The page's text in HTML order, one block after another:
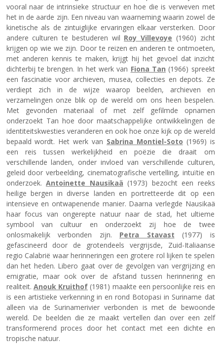
vooral naar de intrinsieke structuur en hoe die is verweven met
het in de aarde zijn. Een niveau van waarneming waarin zowel de
kinetische als de zintuiglijke ervaringen elkaar versterken. Door
andere culturen te bestuderen wil Roy Villevoye (1960) zicht
krijgen op wie we zijn. Door te reizen en anderen te ontmoeten,
met anderen kennis te maken, krijgt hij het gevoel dat inzicht
dichterbij te brengen. In het werk van Fiona Tan (1966) spreekt
een fascinatie voor archieven, musea, collecties en depots. Ze
verdiept zich in de wijze waarop beelden, archieven en
verzamelingen onze blik op de wereld om ons heen bespelen.
Met gevonden materiaal of met zelf gefilmde opnamen
onderzoekt Tan hoe door maatschappelijke ontwikkelingen de
identiteitskwesties veranderen en ook hoe onze kijk op de wereld
bepaald wordt. Het werk van Sabrina Montiel-Soto (1969) is
een reis tussen werkelijkheid en poëzie die draait om
verschillende landen, onder invloed van verschillende culturen,
geleid door verbeelding, cinematografische vertelling, intuïtie en
onderzoek. Antoinette Nausikaä (1973) bezocht een reeks
heilige bergen in diverse landen en portretteerde dit op een
intensieve en ontwapenende manier. Daarna verlegde Nausikaä
haar focus van ongerepte natuur naar de stad, het ultieme
symbool van cultuur en onderzoekt zij hoe de twee
onlosmakelijk verbonden zijn. Petra Stavast (1977) is
gefascineerd door de grotendeels vergrijsde, Zuid-Italiaanse
regio Calabrië waar herinneringen een grotere rol lijken te spelen
dan het heden. Libero gaat over de gevolgen van vergrijzing en
emigratie, maar ook over de afstand tussen herinnering en
realiteit. Anouk Kruithof (1981) maakte een persoonlijke reis en
is een artistieke verkenning in en rond Botopasi in Suriname dat
alleen via de Surinamerivier verbonden is met de bewoonde
wereld. De beelden die ze maakt vertellen dan over een zelf
transformerend proces door het contact met een dichte en
tropische natuur.